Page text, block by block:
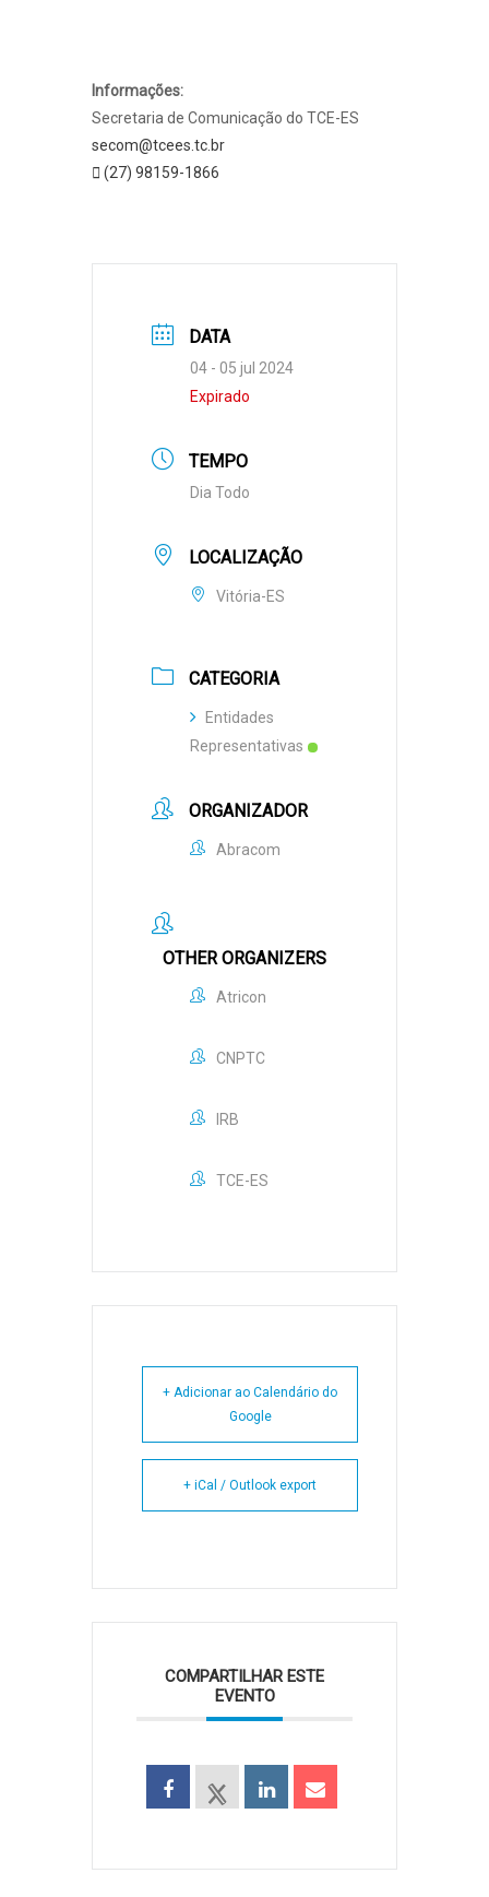
Informações:
Secretaria de Comunicação do TCE-ES
secom@tcees.tc.br
(27) 98159-1866
DATA
04 - 05 jul 2024
Expirado
TEMPO
Dia Todo
LOCALIZAÇÃO
Vitória-ES
CATEGORIA
Entidades
Representativas
ORGANIZADOR
Abracom
OTHER ORGANIZERS
Atricon
CNPTC
IRB
TCE-ES
+ Adicionar ao Calendário do
Google
+ iCal / Outlook export
COMPARTILHAR ESTE
EVENTO